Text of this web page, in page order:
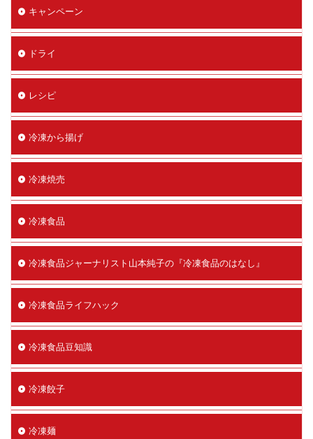
キャンペーン
ドライ
レシピ
冷凍から揚げ
冷凍焼売
冷凍食品
冷凍食品ジャーナリスト山本純子の『冷凍食品のはなし』
冷凍食品ライフハック
冷凍食品豆知識
冷凍餃子
冷凍麺